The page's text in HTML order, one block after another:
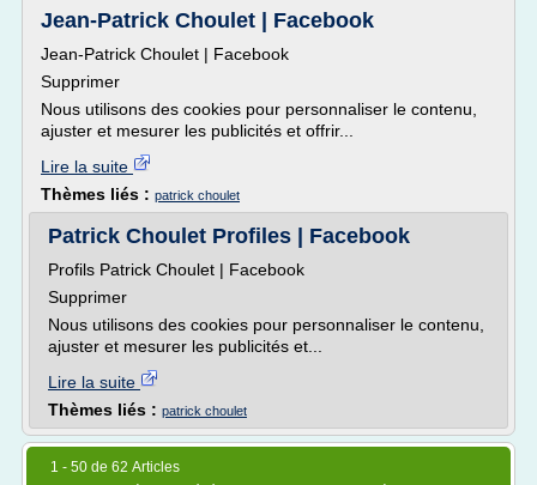
Jean-Patrick Choulet | Facebook
Jean-Patrick Choulet | Facebook
Supprimer
Nous utilisons des cookies pour personnaliser le contenu,
ajuster et mesurer les publicités et offrir...
Lire la suite
Thèmes liés : patrick choulet
Patrick Choulet Profiles | Facebook
Profils Patrick Choulet | Facebook
Supprimer
Nous utilisons des cookies pour personnaliser le contenu,
ajuster et mesurer les publicités et...
Lire la suite
Thèmes liés : patrick choulet
1 - 50 de 62 Articles